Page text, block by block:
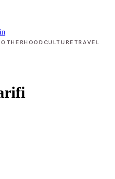
CULTURE TRAVEL